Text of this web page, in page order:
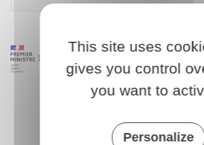
This site uses
gives you control
you want to
Personalize